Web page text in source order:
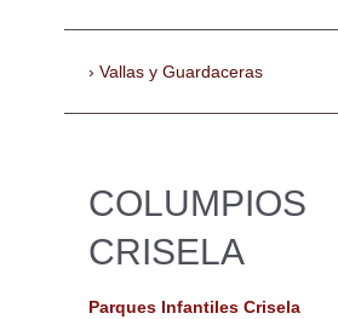
Vallas y Guardaceras
COLUMPIOS
CRISELA
Parques Infantiles Crisela